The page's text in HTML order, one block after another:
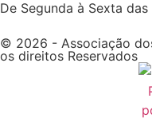
De Segunda à Sexta
© 2026 - Associação
os direitos Reservados